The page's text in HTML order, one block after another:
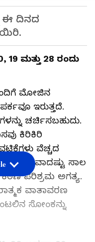
ಈ ದಿನದ
19 ಮತ್ತು 28 ರಂದು
ಮೋಜಿನ
ಇರುತ್ತದೆ.
ಚರ್ಚಿಸಬಹುದು.
ಕಿರಿಕಿರಿ
ವೆಚ್ಚದ
ಸಾಧ್ಯವಾದಷ್ಟು ಸಾಲ
ಕಠಿಣ ಪರಿಶ್ರಮ ಅಗತ್ಯ.
ವಾತಾವರಣ
ಸೋಂಕನ್ನು